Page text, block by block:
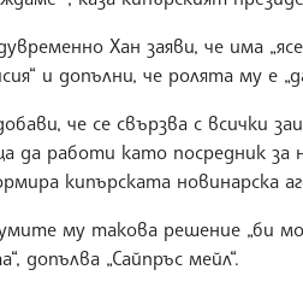
Хан заяви, че има
и допълни, че ролята му е
че се свързва с всички
да работи като посредник за
кипърската новинарска
му такова решение „би
допълва „Сайпръс мейл“.